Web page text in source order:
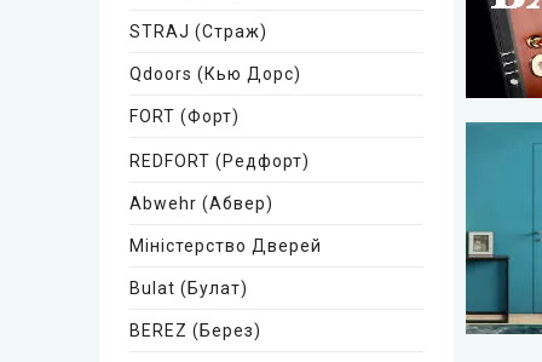
STRAJ (Страж)
Qdoors (Кью Дорс)
FORT (Форт)
REDFORT (Редфорт)
Abwehr (Абвер)
Міністерство Дверей
Bulat (Булат)
BEREZ (Берез)